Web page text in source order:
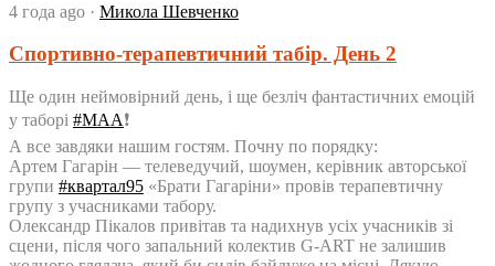
4 года ago · Микола Шевченко
Спортивно-терапевтичний табір. День 2
Ще один неймовірний день, і ще безліч фантастичних емоцій
у таборі #МАА❗️
А все завдяки нашим гостям. Почну по порядку:
Артем Гагарін — телеведучий, шоумен, керівник авторської
групи #квартал95 «Брати Гагаріни» провів терапевтичну
групу з учасниками табору.
Олександр Пікалов привітав та надихнув усіх учасників зі
сцени, після чого запальний колектив G-ART не залишив